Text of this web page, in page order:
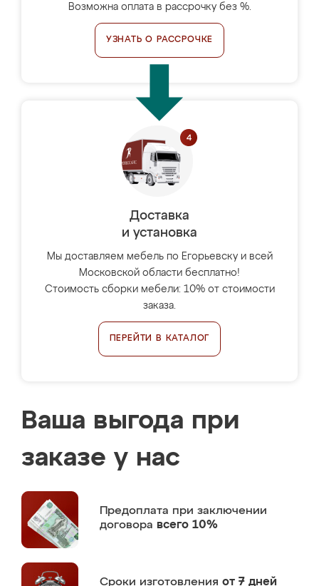
Возможна оплата в рассрочку без %.
УЗНАТЬ О РАССРОЧКЕ
Доставка
и установка
Мы доставляем мебель по Егорьевску и всей
Московской области бесплатно!
Стоимость сборки мебели: 10% от стоимости
заказа.
ПЕРЕЙТИ В КАТАЛОГ
Ваша выгода при
заказе у нас
Предоплата при заключении
договора всего 10%
Сроки изготовления от 7 дней